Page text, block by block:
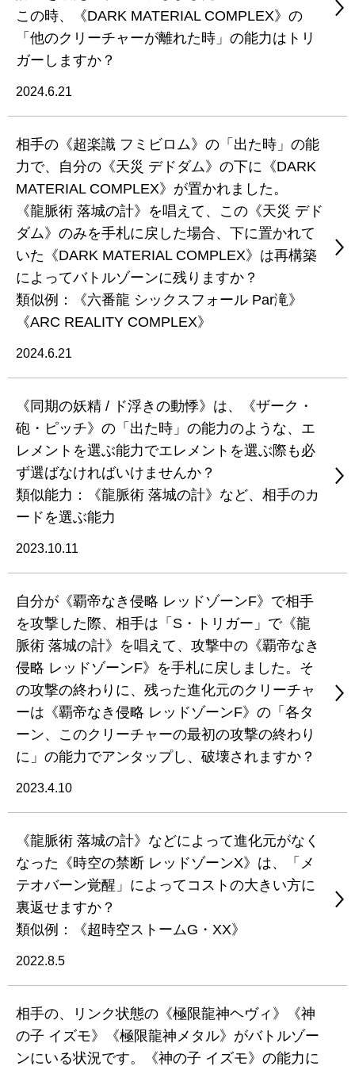
この時、《DARK MATERIAL COMPLEX》の
「他のクリーチャーが離れた時」の能力はトリ
ガーしますか？
2024.6.21
相手の《超楽識 フミビロム》の「出た時」の能
力で、自分の《天災 デドダム》の下に《DARK
MATERIAL COMPLEX》が置かれました。
《龍脈術 落城の計》を唱えて、この《天災 デド
ダム》のみを手札に戻した場合、下に置かれて
いた《DARK MATERIAL COMPLEX》は再構築
によってバトルゾーンに残りますか？
類似例：《六番龍 シックスフォール Par滝》
《ARC REALITY COMPLEX》
2024.6.21
《同期の妖精 / ド浮きの動悸》は、《ザーク・
砲・ピッチ》の「出た時」の能力のような、エ
レメントを選ぶ能力でエレメントを選ぶ際も必
ず選ばなければいけませんか？
類似能力：《龍脈術 落城の計》など、相手のカ
ードを選ぶ能力
2023.10.11
自分が《覇帝なき侵略 レッドゾーンF》で相手
を攻撃した際、相手は「S・トリガー」で《龍
脈術 落城の計》を唱えて、攻撃中の《覇帝なき
侵略 レッドゾーンF》を手札に戻しました。そ
の攻撃の終わりに、残った進化元のクリーチャ
ーは《覇帝なき侵略 レッドゾーンF》の「各タ
ーン、このクリーチャーの最初の攻撃の終わり
に」の能力でアンタップし、破壊されますか？
2023.4.10
《龍脈術 落城の計》などによって進化元がなく
なった《時空の禁断 レッドゾーンX》は、「メ
テオバーン覚醒」によってコストの大きい方に
裏返せますか？
類似例：《超時空ストームG・XX》
2022.8.5
相手の、リンク状態の《極限龍神ヘヴィ》《神
の子 イズモ》《極限龍神メタル》がバトルゾー
ンにいる状況です。《神の子 イズモ》の能力に